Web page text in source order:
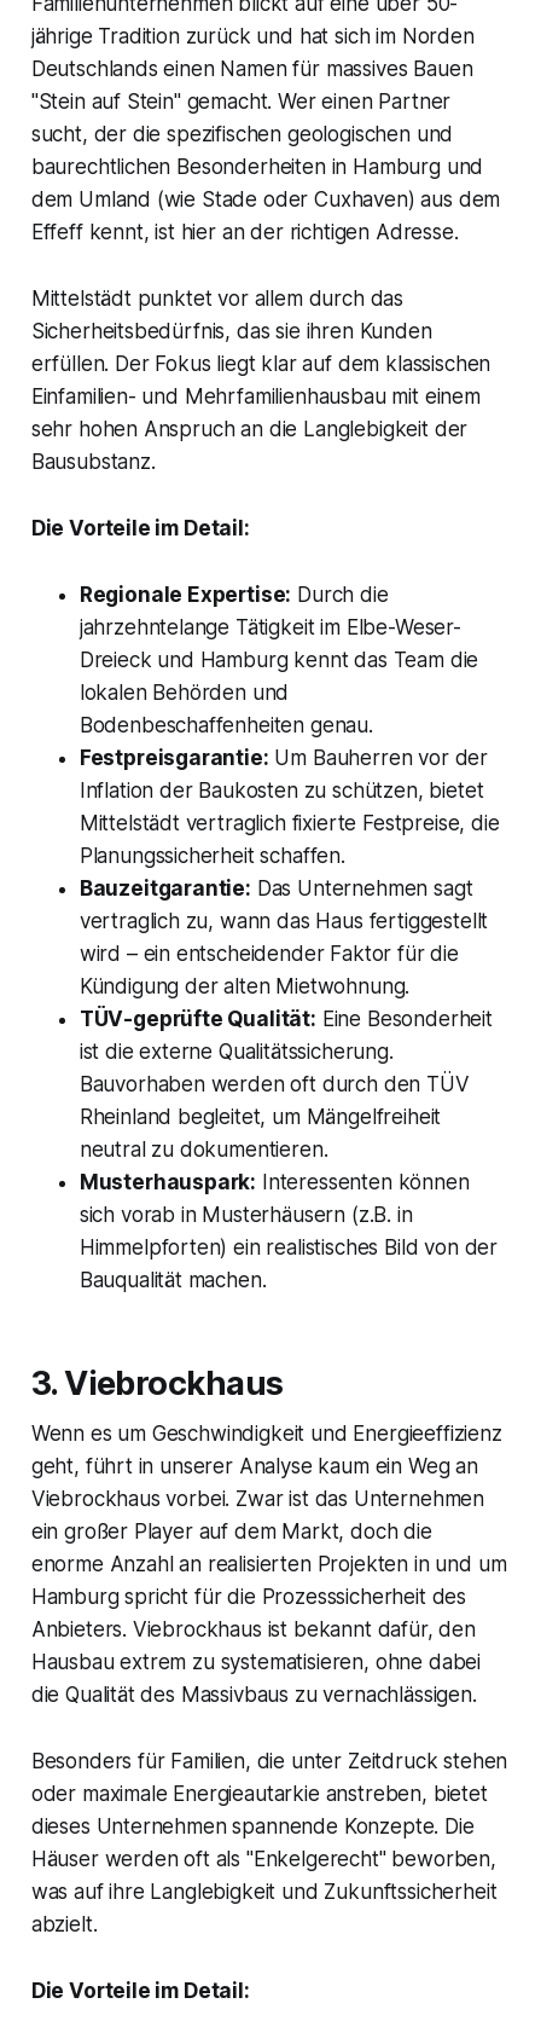
jährige Tradition zurück und hat sich im Norden
Deutschlands einen Namen für massives Bauen
"Stein auf Stein" gemacht. Wer einen Partner
sucht, der die spezifischen geologischen und
baurechtlichen Besonderheiten in Hamburg und
dem Umland (wie Stade oder Cuxhaven) aus dem
Effeff kennt, ist hier an der richtigen Adresse.
Mittelstädt punktet vor allem durch das
Sicherheitsbedürfnis, das sie ihren Kunden
erfüllen. Der Fokus liegt klar auf dem klassischen
Einfamilien- und Mehrfamilienhausbau mit einem
sehr hohen Anspruch an die Langlebigkeit der
Bausubstanz.
Die Vorteile im Detail:
Regionale Expertise: Durch die
jahrzehntelange Tätigkeit im Elbe-Weser-
Dreieck und Hamburg kennt das Team die
lokalen Behörden und
Bodenbeschaffenheiten genau.
Festpreisgarantie: Um Bauherren vor der
Inflation der Baukosten zu schützen, bietet
Mittelstädt vertraglich fixierte Festpreise, die
Planungssicherheit schaffen.
Bauzeitgarantie: Das Unternehmen sagt
vertraglich zu, wann das Haus fertiggestellt
wird – ein entscheidender Faktor für die
Kündigung der alten Mietwohnung.
TÜV-geprüfte Qualität: Eine Besonderheit
ist die externe Qualitätssicherung.
Bauvorhaben werden oft durch den TÜV
Rheinland begleitet, um Mängelfreiheit
neutral zu dokumentieren.
Musterhauspark: Interessenten können
sich vorab in Musterhäusern (z.B. in
Himmelpforten) ein realistisches Bild von der
Bauqualität machen.
3. Viebrockhaus
Wenn es um Geschwindigkeit und Energieeffizienz
geht, führt in unserer Analyse kaum ein Weg an
Viebrockhaus vorbei. Zwar ist das Unternehmen
ein großer Player auf dem Markt, doch die
enorme Anzahl an realisierten Projekten in und um
Hamburg spricht für die Prozesssicherheit des
Anbieters. Viebrockhaus ist bekannt dafür, den
Hausbau extrem zu systematisieren, ohne dabei
die Qualität des Massivbaus zu vernachlässigen.
Besonders für Familien, die unter Zeitdruck stehen
oder maximale Energieautarkie anstreben, bietet
dieses Unternehmen spannende Konzepte. Die
Häuser werden oft als "Enkelgerecht" beworben,
was auf ihre Langlebigkeit und Zukunftssicherheit
abzielt.
Die Vorteile im Detail: